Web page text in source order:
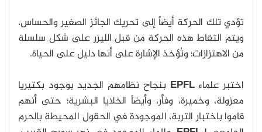
تؤدي تلك الحركة أيضاً إلى تحريك الجائز الصغير والحساس،
ويتم التقاط هذه الحركة من قبل الليزر على شكل سلسلة
من الاهتزازات؛ وتُؤخذ الإشارة على أنها دليل على الحياة.
اختبر علماءEPFL بنجاح نظامهم الجديد بوجود بكتيريا
معزولة، وخميرة، وفأر، وأيضاً الخلايا البشرية؛ حتى أنهم
قاموا باختبار التربة، الموجودة في الحقول المحيطة بالحرم